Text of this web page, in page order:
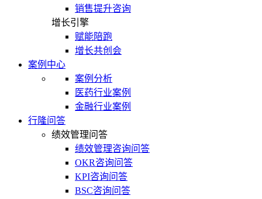
销售提升咨询
增长引擎
赋能陪跑
增长共创会
案例中心
案例分析
医药行业案例
金融行业案例
行隆问答
绩效管理问答
绩效管理咨询问答
OKR咨询问答
KPI咨询问答
BSC咨询问答